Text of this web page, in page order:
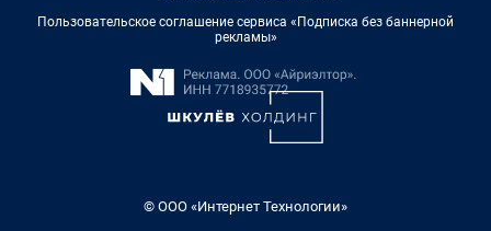
Пользовательское соглашение сервиса «Подписка без баннерной
рекламы»
© ООО «Интернет Технологии»